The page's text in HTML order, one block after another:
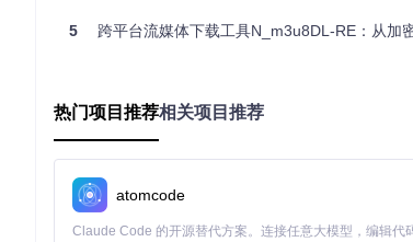
3. 跨平台兼容性
现"一次配置，处处可用"。
场景化应用：三类用户的实战案例
个人用户场景
案例一：在线课程管理 大学生小李需要保存多门在
5 跨平台流媒体下载工具N_m3u8DL-RE：从加密解
热门项目推荐相关项目推荐
atomcode